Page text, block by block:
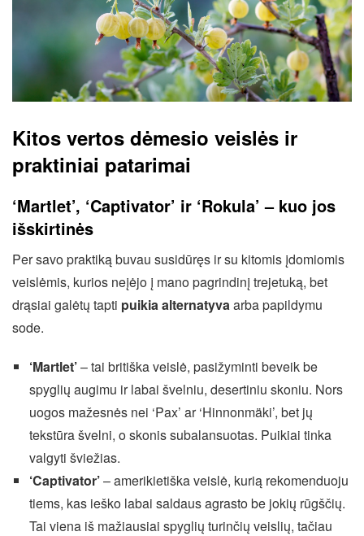
Kitos vertos dėmesio veislės ir
praktiniai patarimai
‘Martlet’, ‘Captivator’ ir ‘Rokula’ – kuo jos
išskirtinės
Per savo praktiką buvau susidūręs ir su kitomis įdomiomis
veislėmis, kurios neįėjo į mano pagrindinį trejetuką, bet
drąsiai galėtų tapti puikia alternatyvaarba papildymu
sode.
‘Martlet’– tai britiška veislė, pasižyminti beveik be
spyglių augimu ir labai švelniu, desertiniu skoniu. Nors
uogos mažesnės nei ‘Pax’ ar ‘Hinnonmäki’, bet jų
tekstūra švelni, o skonis subalansuotas. Puikiai tinka
valgyti šviežias.
‘Captivator’– amerikietiška veislė, kurią rekomenduoju
tiems, kas ieško labai saldaus agrasto be jokių rūgščių.
Tai viena iš mažiausiai spyglių turinčių veislių, tačiau